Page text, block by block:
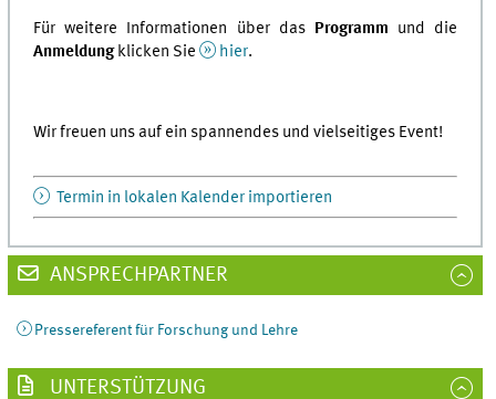
Für weitere Informationen über dasProgramm und die
Anmeldungklicken Sie hier.
Wir freuen uns auf ein spannendes und vielseitiges Event!
Termin in lokalen Kalender importieren
ANSPRECHPARTNER
Pressereferent für Forschung und Lehre
UNTERSTÜTZUNG